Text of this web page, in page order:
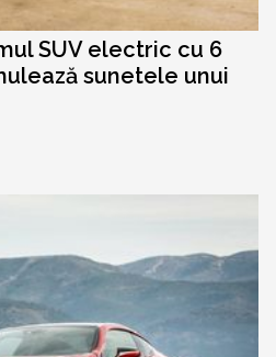
SUV electric cu 6
sunetele unui